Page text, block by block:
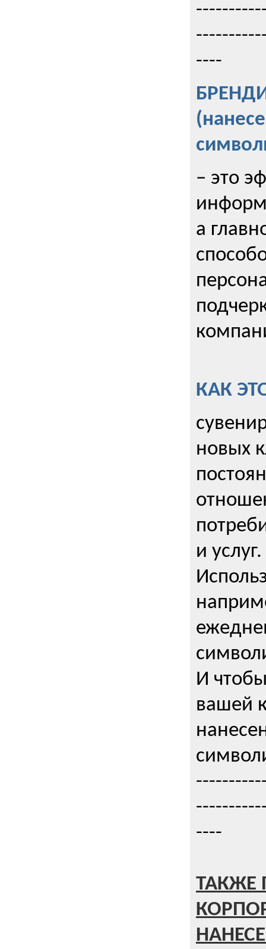
----
– это
а
КАК
новых
и услуг.
И
вашей
----
ТАКЖЕ